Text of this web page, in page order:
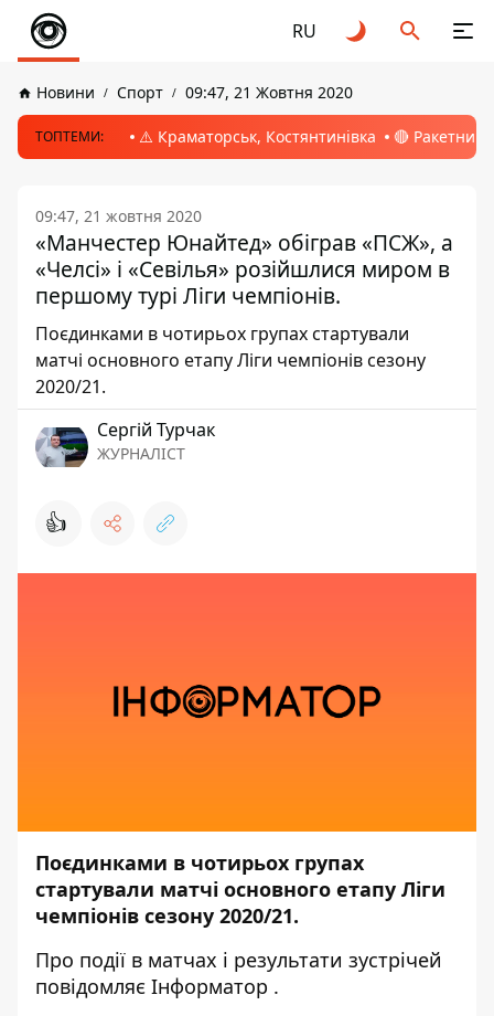
RU
Новини Спорт 09:47, 21 Жовтня 2020
ТОПТЕМИ: ⚠️ Краматорськ, Костянтинівка 🔴 Ракетний
09:47, 21 жовтня 2020
«Манчестер Юнайтед» обіграв «ПСЖ», а
«Челсі» і «Севілья» розійшлися миром в
першому турі Ліги чемпіонів.
Поєдинками в чотирьох групах стартували
матчі основного етапу Ліги чемпіонів сезону
2020/21.
Сергій Турчак
ЖУРНАЛІСТ
👍
Поєдинками в чотирьох групах
стартували матчі основного етапу Ліги
чемпіонів сезону 2020/21.
Про події в матчах і результати зустрічей
повідомляє Інформатор .